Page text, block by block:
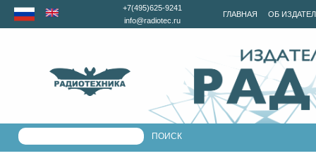
ГЛАВНАЯ ОБ
+7(495)625-9241
info@radiotec.ru